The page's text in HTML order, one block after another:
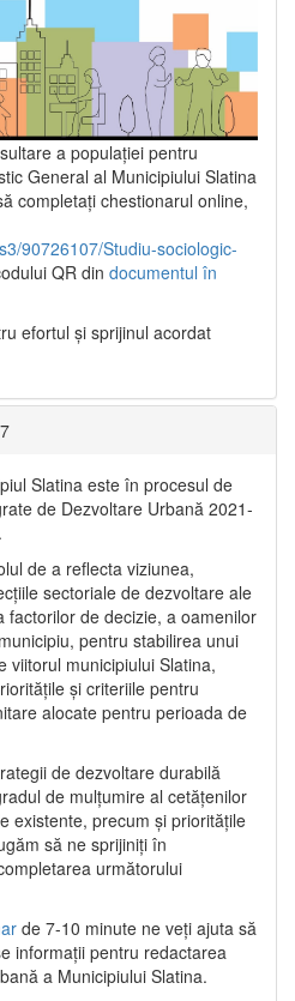
a populaţiei pentru
General al Municipiului Slatina
completați chestionarul online,
90726107/Studiu-sociologic-
QR din documentul în
efortul şi sprijinul acordat
Slatina este în procesul de
de Dezvoltare Urbană 2021‐
de a reflecta viziunea,
sectoriale de dezvoltare ale
factorilor de decizie, a oamenilor
pentru stabilirea unui
viitorul municipiului Slatina,
și criteriile pentru
alocate pentru perioada de
de dezvoltare durabilă
de mulțumire al cetățenilor
existente, precum și prioritățile
să ne sprijiniți în
următorului
de 7-10 minute ne veți ajuta să
informații pentru redactarea
a Municipiului Slatina.